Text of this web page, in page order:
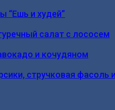
“Ешь и худей”
салат с лососем
и кочудяном
стручковая фасоль